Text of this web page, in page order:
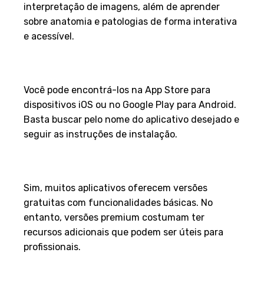
interpretação de imagens, além de aprender
sobre anatomia e patologias de forma interativa
e acessível.
Você pode encontrá-los na App Store para
dispositivos iOS ou no Google Play para Android.
Basta buscar pelo nome do aplicativo desejado e
seguir as instruções de instalação.
Sim, muitos aplicativos oferecem versões
gratuitas com funcionalidades básicas. No
entanto, versões premium costumam ter
recursos adicionais que podem ser úteis para
profissionais.